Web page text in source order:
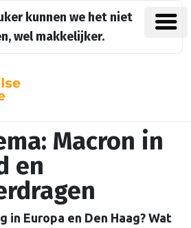
kunnen we het niet
wel makkelijker.
Macron in
en
in Europa en Den Haag? Wat